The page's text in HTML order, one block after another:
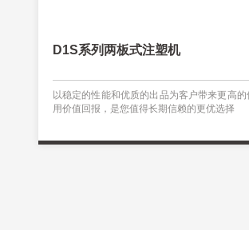
D1S系列两板式注塑机
以稳定的性能和优质的出品为客户带来更高的
用价值回报，是您值得长期信赖的更优选择